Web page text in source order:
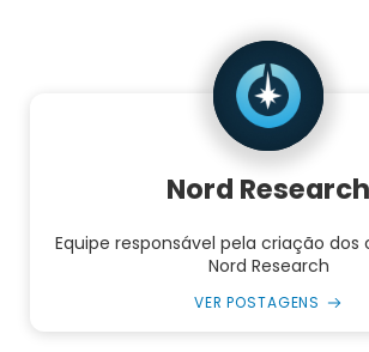
Nord Research
Equipe responsável pela criação dos
Nord Research
VER POSTAGENS